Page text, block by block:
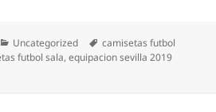
Categorías
Uncategorized Etiquetas
camisetas futbol
futbol sala,equipacion sevilla 2019